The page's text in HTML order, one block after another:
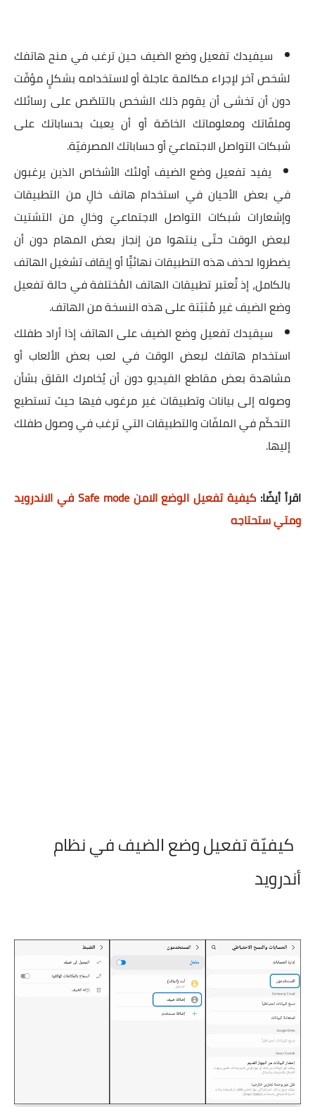
سيفيدك تفعيل وضع الضيف حين ترغب في منح هاتفك
لشخص آخر لإجراء مكالمة عاجلة أو لاستخدامه بشكلٍ مؤقّت
دون أن تخشى أن يقوم ذلك الشخص بالتلصّص على رسائلك
وملفّاتك ومعلوماتك الخاصّة أو أن يعبث بحساباتك على
شبكات التواصل الاجتماعيّ أو حساباتك المصرفيّة.
يفيد تفعيل وضع الضيف أولئك الأشخاص الذين يرغبون
في بعض الأحيان في استخدام هاتف خالِ من التطبيقات
وإشعارات شبكات التواصل الاجتماعيّ وخالِ من التشتيت
لبعض الوقت حتّى ينتهوا من إنجاز بعض المهام دون أن
يضطروا لحذف هذه التطبيقات نهائيًّا أو إيقاف تشغيل الهاتف
بالكامل، إذ تُعتبر تطبيقات الهاتف المُختلفة في حالة تفعيل
وضع الضيف غير مُثبّتة على هذه النسخة من الهاتف.
سيقيدك تفعيل وضع الضيف على الهاتف إذا أراد طفلك
استخدام هاتفك لبعض الوقت في لعب بعض الألعاب أو
مشاهدة بعض مقاطع الفيديو دون أن يُخامرك القلق بشأن
وصوله إلى بيانات وتطبيقات غير مرغوب فيها حيث تستطيع
التحكّم في الملفّات والتطبيقات التي ترغب في وصول طفلك
إليها.
اقرأ أيضًا:
كيفية تفعيل الوضع الامن Safe mode في الاندرويد
ومتي ستحتاجه
كيفيّة تفعيل وضع الضيف في نظام
أندرويد